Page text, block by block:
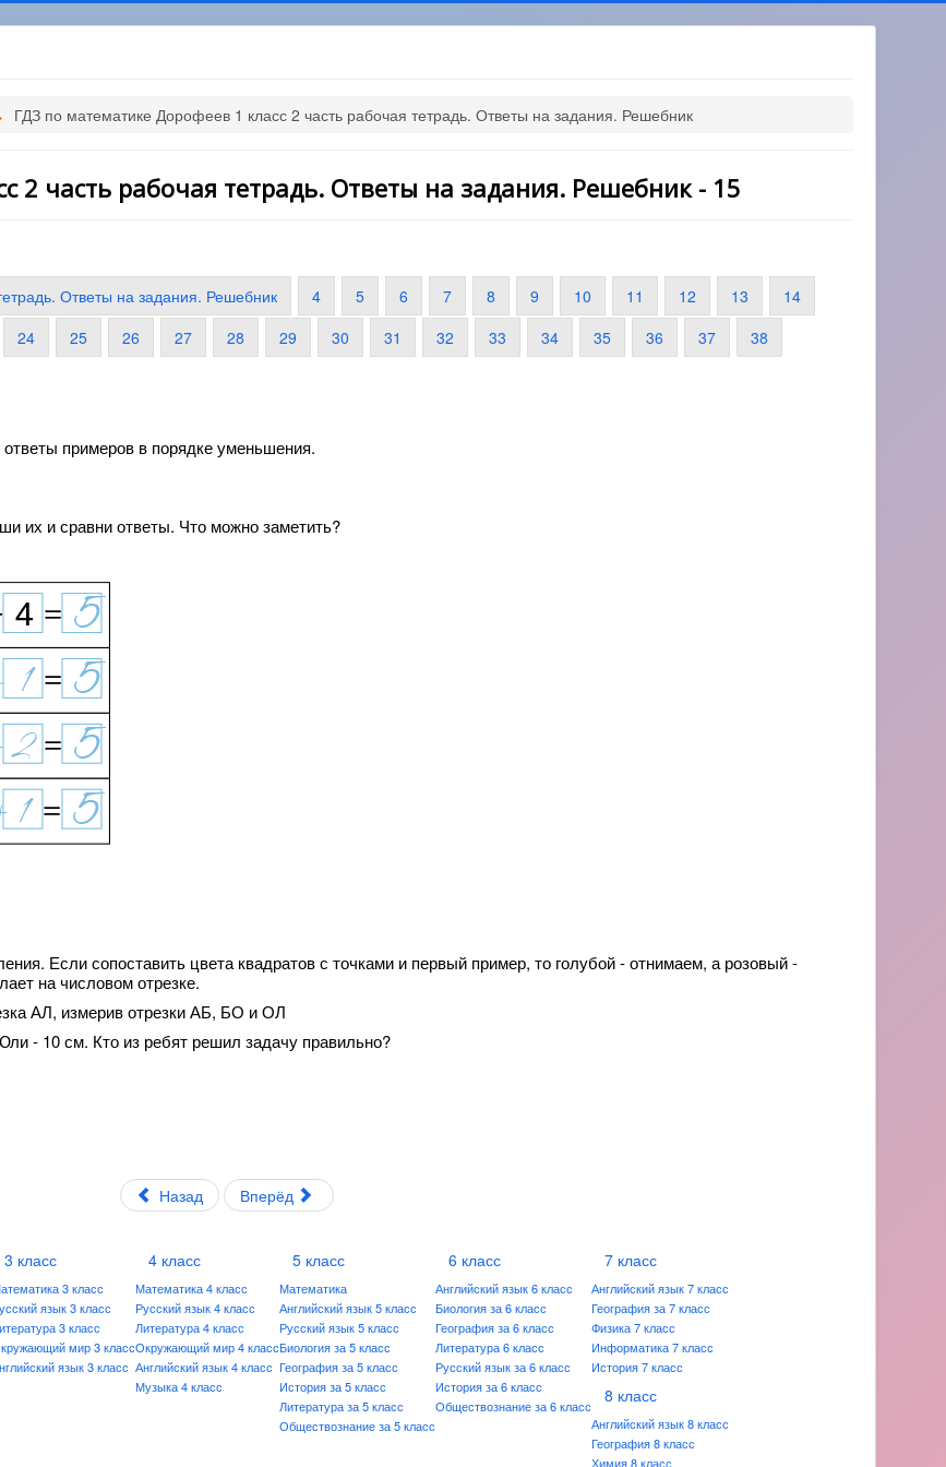
ГДЗ по математике Дорофеев 1 класс 2 часть рабочая тетрадь. Ответы на задания. Решебник
2 часть рабочая тетрадь. Ответы на задания. Решебник - 15
Ответы на задания. Решебник 4 5 6 7 8 9 10 11 12 13
14
24 25 26 27 28 29 30 31 32 33 34 35 36 37 38
примеров в порядке уменьшения.
их и сравни ответы. Что можно заметить?
Если сопоставить цвета квадратов с точками и первый пример, то голубой - отнимаем, а розовый -
на числовом отрезке.
АЛ, измерив отрезки АБ, БО и ОЛ
- 10 см. Кто из ребят решил задачу правильно?
Назад Вперёд
3 класс
3 класс
язык 3 класс
3 класс
мир 3 класс
язык 3 класс
4 класс
Математика 4 класс
Русский язык 4 класс
Литература 4 класс
Окружающий мир 4 класс
Английский язык 4 класс
Музыка 4 класс
5 класс
Математика
Английский язык 5 класс
Русский язык 5 класс
Биология за 5 класс
География за 5 класс
История за 5 класс
Литература за 5 класс
Обществознание за 5 класс
6 класс
Английский язык 6 класс
Биология за 6 класс
География за 6 класс
Литература 6 класс
Русский язык за 6 класс
История за 6 класс
Обществознание за 6 класс
7 класс
Английский язык 7 класс
География за 7 класс
Физика 7 класс
Информатика 7 класс
История 7 класс
8 класс
Английский язык 8 класс
География 8 класс
Химия 8 класс